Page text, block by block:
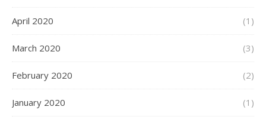
April 2020 (1)
March 2020 (3)
February 2020 (2)
January 2020 (1)